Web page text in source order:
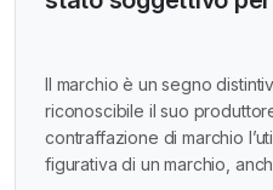
Il marchio è un segno
riconoscibile il suo
contraffazione di marchio
figurativa di un marchio,